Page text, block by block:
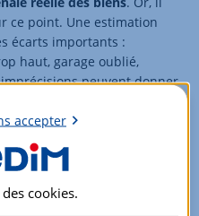
ce point. Une estimation
écarts importants :
haut, garage oublié,
peuvent donner
législature | Assemblée
accepter
cookies.